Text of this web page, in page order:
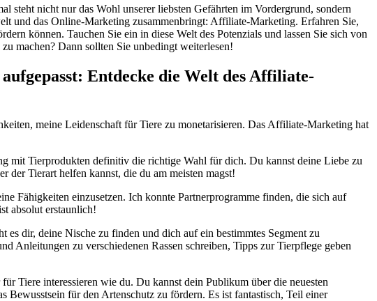
steht nicht nur ⁤das Wohl⁤ unserer ⁣liebsten Gefährten im Vordergrund,​ sondern
und ⁤das‍ Online-Marketing zusammenbringt: Affiliate-Marketing. ⁢Erfahren Sie,
können.⁤ Tauchen⁣ Sie ein in ⁤diese Welt ‍des Potenzials und lassen Sie sich ⁤von
machen? Dann ⁣sollten Sie unbedingt weiterlesen!
Entdecke die⁣ Welt ‍des Affiliate-
meine Leidenschaft ⁣für​ Tiere zu monetarisieren. Das Affiliate-Marketing⁢ hat
mit‌ Tierprodukten‍ definitiv die richtige Wahl‌ für dich. Du kannst‍ deine Liebe zu
der Tierart helfen kannst, die du am meisten magst!
Fähigkeiten einzusetzen. Ich ​konnte ⁤Partnerprogramme finden, die sich auf
absolut erstaunlich!
dir,⁢ deine Nische zu finden und ⁤dich auf⁢ ein bestimmtes Segment zu
Anleitungen zu verschiedenen ⁤Rassen schreiben,⁢ Tipps zur Tierpflege‌ geben⁢
Tiere interessieren wie du. Du kannst dein ​Publikum über die neuesten
‍Bewusstsein für den ⁢Artenschutz zu fördern. Es ist⁢ fantastisch, Teil einer